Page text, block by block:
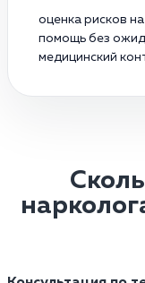
оценка рисков
помощь без
медицинский